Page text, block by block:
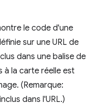
le code d'une
sur une URL de
dans une balise de
à la carte réelle est
(Remarque:
dans l'URL.)